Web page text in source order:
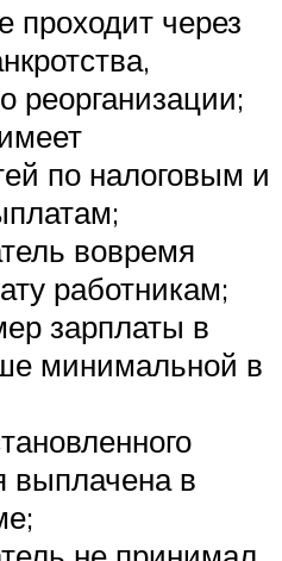
проходит через
реорганизации;
по налоговым и
вовремя
работникам;
зарплаты в
минимальной в
выплачена в